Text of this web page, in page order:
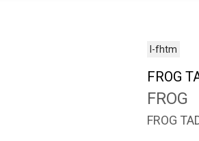
l-fhtm
FROG
FROG
FROG